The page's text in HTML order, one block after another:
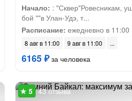
Начало: : "Сквер"Ровесникам,
бой ""в Улан-Удэ, т...
Расписание: ежедневно в 11:00
8 авг в 11:00 9 авг в 11:00
6165 ₽за человека
43 отзыва